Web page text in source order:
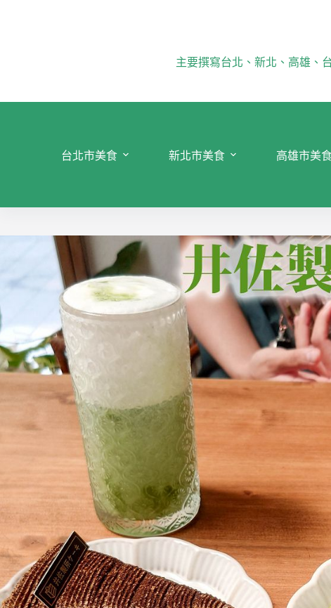
主要撰寫台北、新北、高雄、
台北市美食 新北市美食 高雄市美